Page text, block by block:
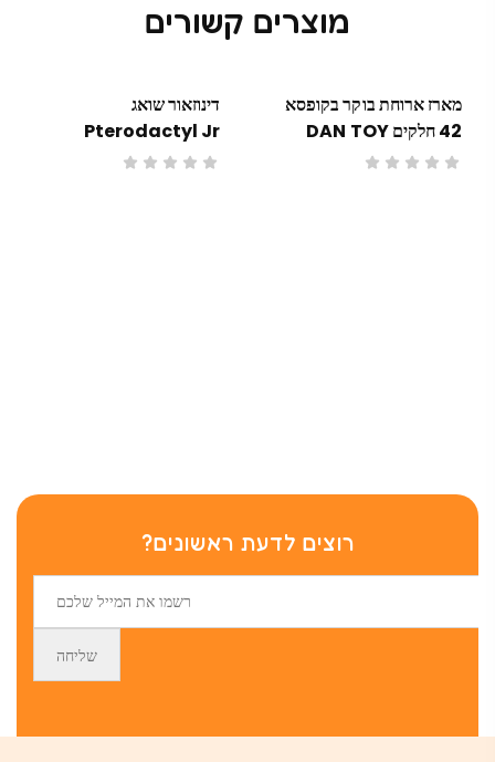
מוצרים קשורים
מארז ארוחת בוקר בקופסא
42 חלקים DAN TOY
דינוזאור שואג
Pterodactyl Jr
רוצים לדעת ראשונים?